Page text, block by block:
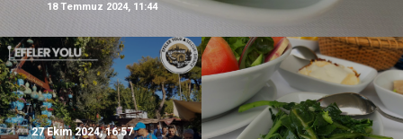
18 Temmuz 2024, 11:44
27 Ekim 2024, 16:57